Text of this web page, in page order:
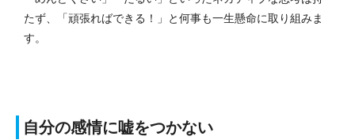
たず、「頑張ればできる！」と何事も一生懸命に取り組みま
す。
自分の感情に嘘をつかない